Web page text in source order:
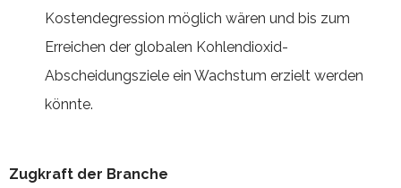
Kostendegression möglich wären und bis zum
Erreichen der globalen Kohlendioxid-
Abscheidungsziele ein Wachstum erzielt werden
könnte.
Zugkraft der Branche